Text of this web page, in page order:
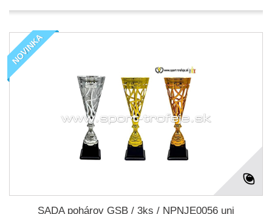
NOVINKA
SADA pohárov GSB / 3ks / NPNJE0056 uni